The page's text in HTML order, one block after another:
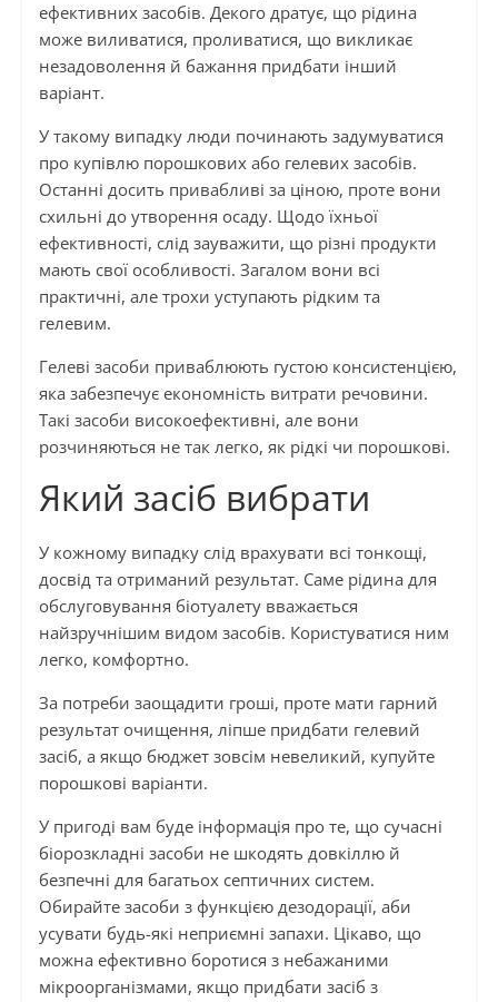
ефективних засобів. Декого дратує, що рідина
може виливатися, проливатися, що викликає
незадоволення й бажання придбати інший
варіант.
У такому випадку люди починають задумуватися
про купівлю порошкових або гелевих засобів.
Останні досить привабливі за ціною, проте вони
схильні до утворення осаду. Щодо їхньої
ефективності, слід зауважити, що різні продукти
мають свої особливості. Загалом вони всі
практичні, але трохи уступають рідким та
гелевим.
Гелеві засоби приваблюють густою консистенцією,
яка забезпечує економність витрати речовини.
Такі засоби високоефективні, але вони
розчиняються не так легко, як рідкі чи порошкові.
Який засіб вибрати
У кожному випадку слід врахувати всі тонкощі,
досвід та отриманий результат. Саме рідина для
обслуговування біотуалету вважається
найзручнішим видом засобів. Користуватися ним
легко, комфортно.
За потреби заощадити гроші, проте мати гарний
результат очищення, ліпше придбати гелевий
засіб, а якщо бюджет зовсім невеликий, купуйте
порошкові варіанти.
У пригоді вам буде інформація про те, що сучасні
біорозкладні засоби не шкодять довкіллю й
безпечні для багатьох септичних систем.
Обирайте засоби з функцією дезодорації, аби
усувати будь-які неприємні запахи. Цікаво, що
можна ефективно боротися з небажаними
мікроорганізмами, якщо придбати засіб з